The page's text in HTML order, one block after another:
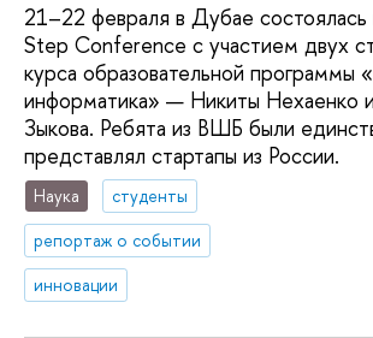
21–22 февраля в Дубае
Step Conference с участием двух
курса образовательной программы
информатика» — Никиты Нехаенко
Зыкова. Ребята из ВШБ были
представлял стартапы из России.
Наука
студенты
репортаж о событии
инновации